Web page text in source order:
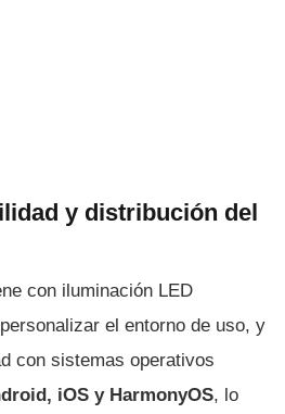
y distribución del
con iluminación LED
el entorno de uso, y
con sistemas operativos
iOS y HarmonyOS, lo